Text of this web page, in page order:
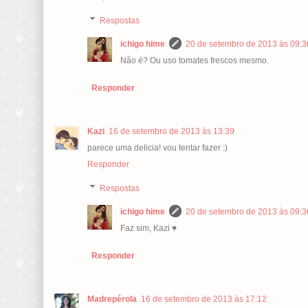
Respostas
ichigo hime
20 de setembro de 2013 às
Não é? Ou uso tomates frescos mesmo.
Responder
Kazi 16 de setembro de 2013 às 13:39
parece uma delicia! vou tentar fazer :)
Responder
Respostas
ichigo hime
20 de setembro de 2013 às
Faz sim, Kazi ♥
Responder
Madrepérola 16 de setembro de 2013 às 17:12